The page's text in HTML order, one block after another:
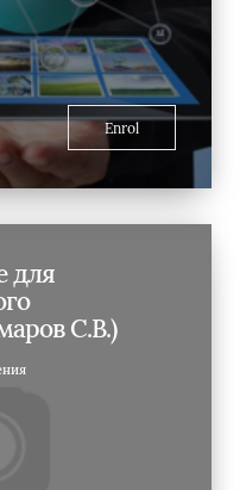
Enrol
для
С.В.)